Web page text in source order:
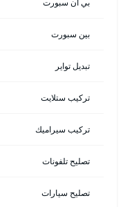
بي ان سبورت
بين سبورت
تبديل تواير
تركيب ستلايت
تركيب سيراميك
تصليح تلفونات
تصليح سيارات